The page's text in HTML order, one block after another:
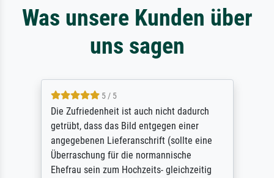
Was unsere Kunden über
uns sagen
5 / 5
Die Zufriedenheit ist auch nicht dadurch
getrübt, dass das Bild entgegen einer
angegebenen Lieferanschrift (sollte eine
Überraschung für die normannische
Ehefrau sein zum Hochzeits- gleichzeitig